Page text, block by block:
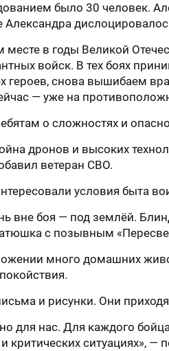
было 30 человек.
Александра
месте в годы Великой
войск. В тех боях
героев, снова вышибаем
— уже на
о сложностях и
дронов и высоких
ветеран СВО.
условия быта
вне боя — под землёй.
с позывным
много домашних
и рисунки. Они
для нас. Для каждого
критических ситуациях», —